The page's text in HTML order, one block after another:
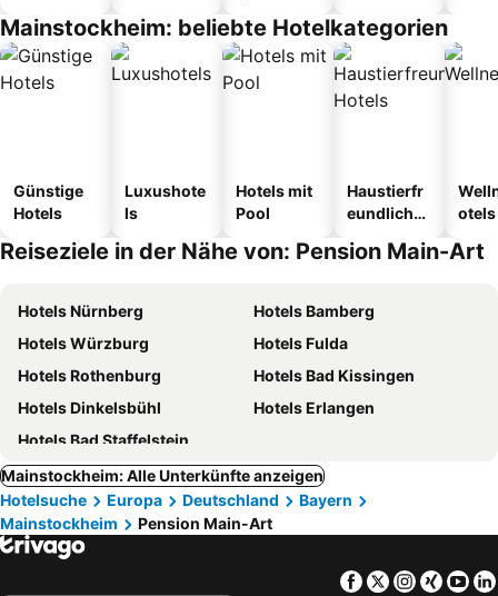
Mainstockheim: beliebte Hotelkategorien
Günstige
Hotels
Luxushote
ls
Hotels mit
Pool
Haustierfr
eundliche
otels
Reiseziele in der Nähe von: Pension Main-Art
Hotels Nürnberg
Hotels Bamberg
Hotels Würzburg
Hotels Fulda
Hotels Rothenburg
Hotels Bad Kissingen
Hotels Dinkelsbühl
Hotels Erlangen
Hotels Bad Staffelstein
Mainstockheim: Alle Unterkünfte anzeigen
Hotelsuche
Europa Deutschland
Bayern
Mainstockheim
Pension Main-Art
Facebook
TwitterXing